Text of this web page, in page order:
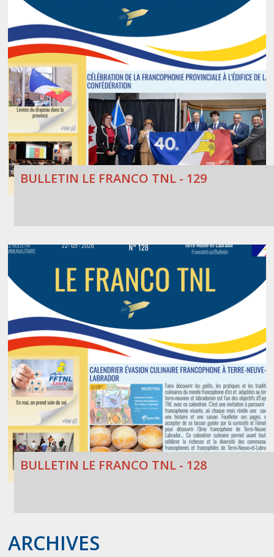
BULLETIN LE FRANCO TNL - 129
BULLETIN LE FRANCO TNL - 128
ARCHIVES